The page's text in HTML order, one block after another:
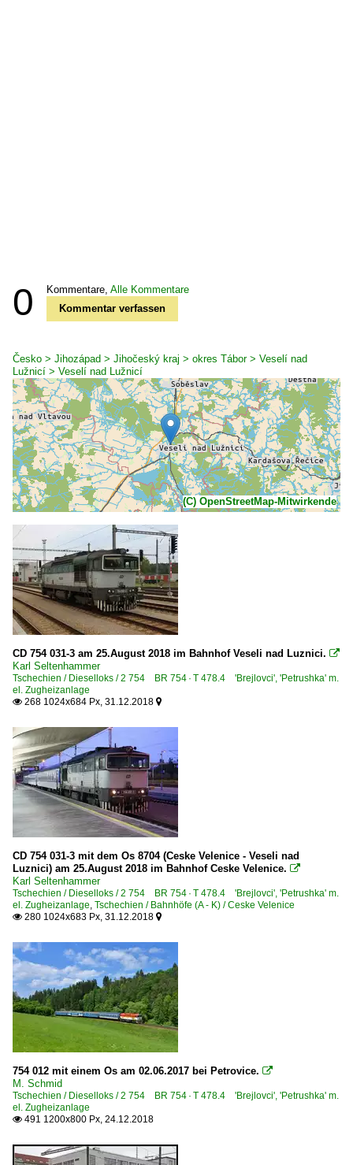
0 Kommentare, Alle Kommentare
Kommentar verfassen
Česko > Jihozápad > Jihočeský kraj > okres Tábor > Veselí nad
Lužnicí > Veselí nad Lužnicí
(C) OpenStreetMap-Mitwirkende
CD 754 031-3 am 25.August 2018 im Bahnhof Veseli nad Luznici. 
Karl Seltenhammer
Tschechien / Dieselloks / 2 754 BR 754 · T 478.4 'Brejlovci', 'Petrushka' m.
el. Zugheizanlage
 268 1024x684 Px, 31.12.2018 
CD 754 031-3 mit dem Os 8704 (Ceske Velenice - Veseli nad
Luznici) am 25.August 2018 im Bahnhof Ceske Velenice. 
Karl Seltenhammer
Tschechien / Dieselloks / 2 754 BR 754 · T 478.4 'Brejlovci', 'Petrushka' m.
el. Zugheizanlage Tschechien / Bahnhöfe (A - K) / Ceske Velenice
 280 1024x683 Px, 31.12.2018 
754 012 mit einem Os am 02.06.2017 bei Petrovice. 
M. Schmid
Tschechien / Dieselloks / 2 754 BR 754 · T 478.4 'Brejlovci', 'Petrushka' m.
el. Zugheizanlage
 491 1200x800 Px, 24.12.2018